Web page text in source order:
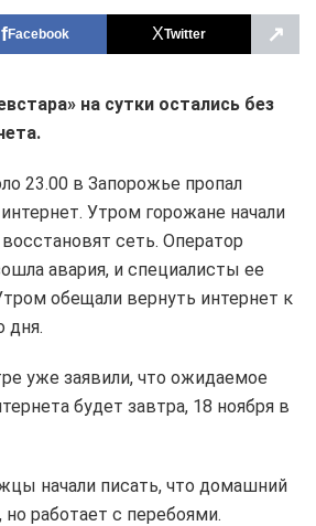
Facebook Twitter ↗
на сутки остались без
23.00 в Запорожье пропал
Утром горожане начали
сеть. Оператор
авария, и специалисты ее
обещали вернуть интернет к
дня.
уже заявили, что ожидаемое
будет завтра, 18 ноября в
начали писать, что домашний
но работает с перебоями.